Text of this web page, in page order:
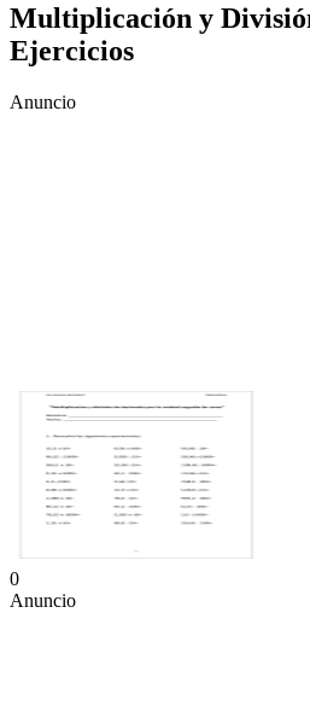
Multiplicación y
Ejercicios
Anuncio
0
Anuncio